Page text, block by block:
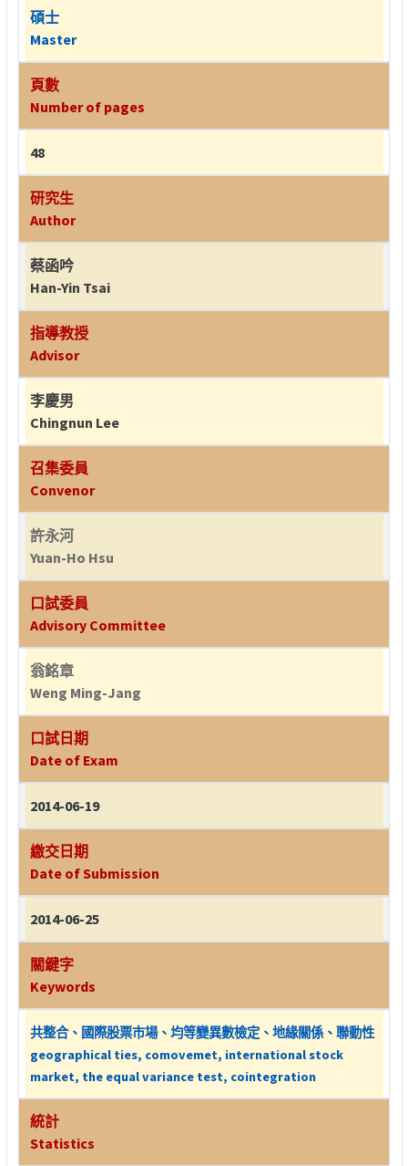
碩士
Master
頁數
Number of pages
48
研究生
Author
蔡函吟
Han-Yin Tsai
指導教授
Advisor
李慶男
Chingnun Lee
召集委員
Convenor
許永河
Yuan-Ho Hsu
口試委員
Advisory Committee
翁銘章
Weng Ming-Jang
口試日期
Date of Exam
2014-06-19
繳交日期
Date of Submission
2014-06-25
關鍵字
Keywords
共整合、國際股票市場、均等變異數檢定、地緣關係、聯動性
geographical ties, comovemet, international stock
market, the equal variance test, cointegration
統計
Statistics